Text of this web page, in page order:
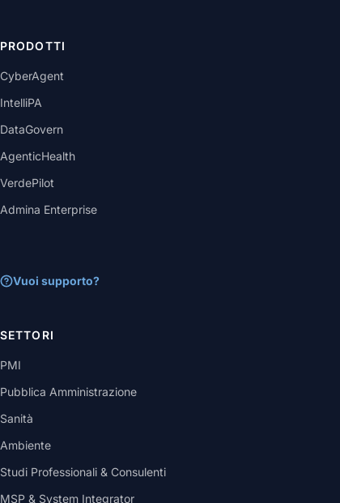
PRODOTTI
CyberAgent
IntelliPA
DataGovern
AgenticHealth
VerdePilot
Admina Enterprise
Vuoi supporto?
SETTORI
PMI
Pubblica Amministrazione
Sanità
Ambiente
Studi Professionali & Consulenti
MSP & System Integrator